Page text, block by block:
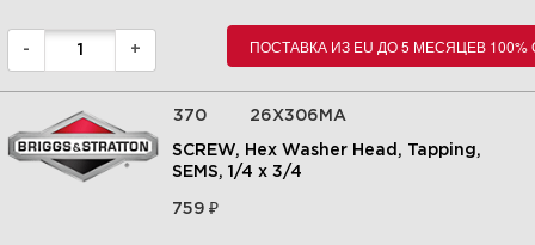
- + ПОСТАВКА ИЗ EU ДО 5 МЕСЯЦЕВ
370 26X306MA
SCREW, Hex Washer Head, Tapping,
SEMS, 1/4 x 3/4
759₽